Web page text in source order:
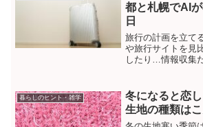
都と札幌でAI
日
旅行の計画を立て
や旅行サイトを見
したり…情報収集
ました。しかし最
その負担を大きく
暮らしのヒント・雑学
冬になると恋
生地の種類は